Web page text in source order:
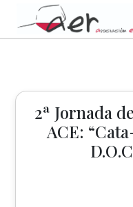
2ª Jornada
ACE: